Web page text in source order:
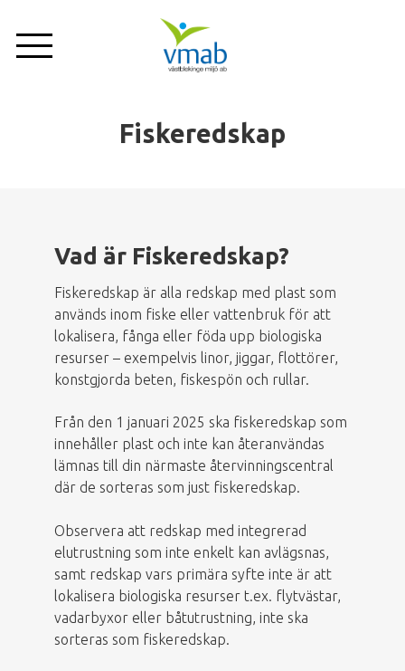
huvudinnehåll
Anläggningar
Sortering
Fiskeredskap
Vad är Fiskeredskap?
Fiskeredskap är alla redskap med plast som
används inom fiske eller vattenbruk för att
lokalisera, fånga eller föda upp biologiska
resurser – exempelvis linor, jiggar, flottörer,
konstgjorda beten, fiskespön och rullar.
Från den 1 januari 2025 ska fiskeredskap som
innehåller plast och inte kan återanvändas
lämnas till din närmaste återvinningscentral
där de sorteras som just fiskeredskap.
Observera att redskap med integrerad
elutrustning som inte enkelt kan avlägsnas,
samt redskap vars primära syfte inte är att
lokalisera biologiska resurser t.ex. flytvästar,
vadarbyxor eller båtutrustning, inte ska
sorteras som fiskeredskap.